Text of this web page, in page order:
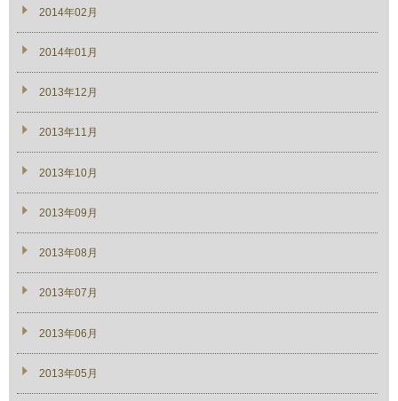
2014年02月
2014年01月
2013年12月
2013年11月
2013年10月
2013年09月
2013年08月
2013年07月
2013年06月
2013年05月